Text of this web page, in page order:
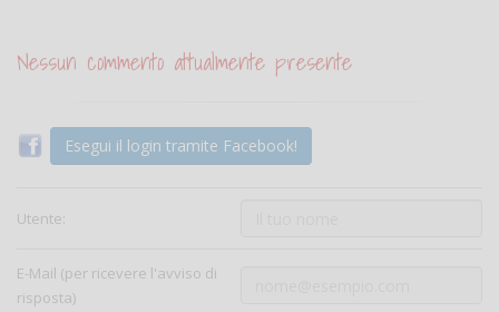
Nessun commento attualmente presente
Esegui il login tramite Facebook!
Utente:
E-Mail (per ricevere l'avviso di
risposta)